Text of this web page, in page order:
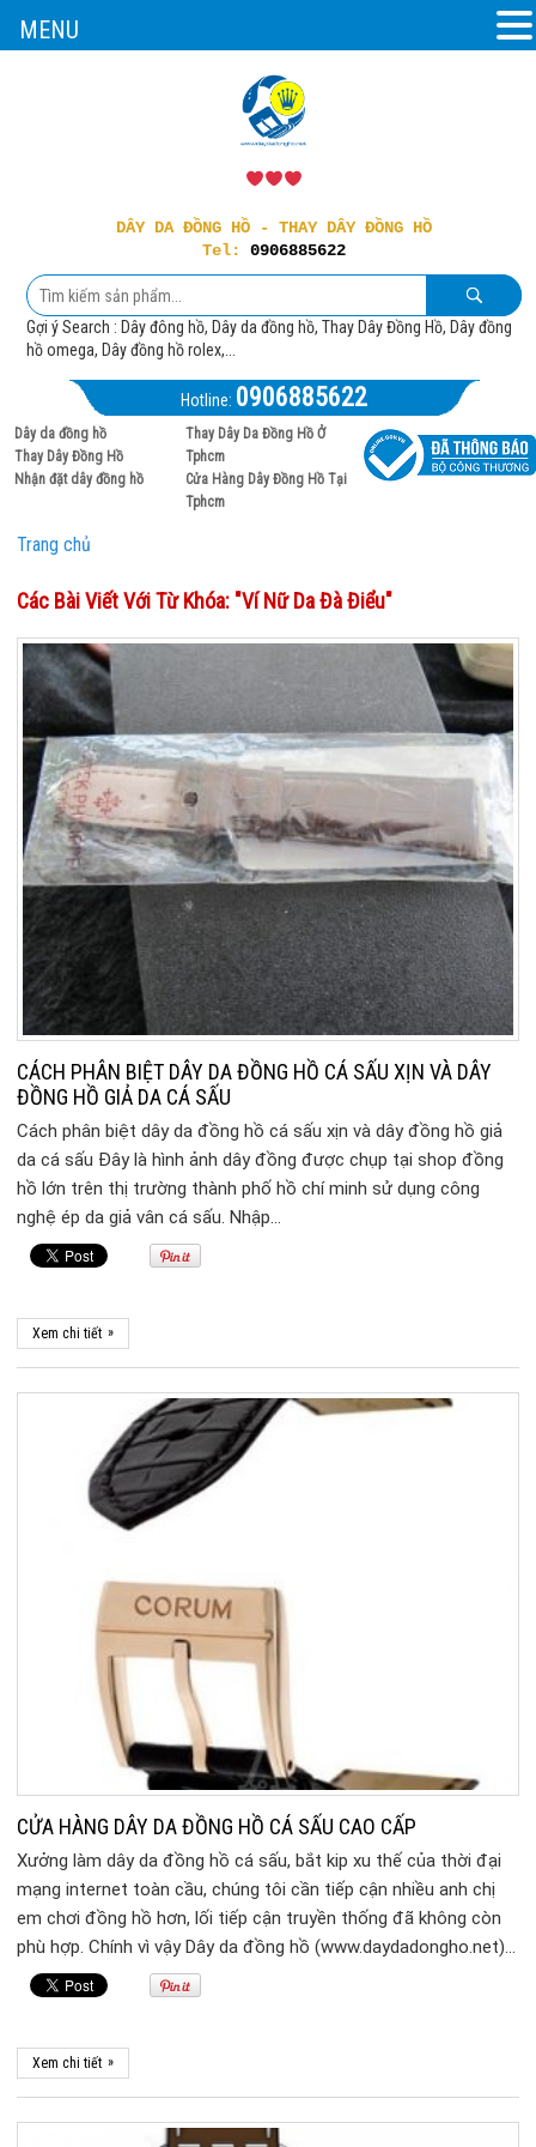
DÂY DA ĐỒNG HỒ - THAY DÂY ĐỒNG HỒ
Tel: 0906885622
Gợi ý Search : Dây đông hồ, Dây da đồng hồ, Thay Dây Đồng Hồ, Dây đồng
hồ omega, Dây đồng hồ rolex,...
Hotline: 0906885622
Dây da đồng hồ
Thay Dây Đồng Hồ
Nhận đặt dây đồng hồ
Thay Dây Da Đồng Hồ Ở
Tphcm
Cửa Hàng Dây Đồng Hồ Tại
Tphcm
Trang chủ
Các Bài Viết Với Từ Khóa: "Ví Nữ Da Đà Điểu"
CÁCH PHÂN BIỆT DÂY DA ĐỒNG HỒ CÁ SẤU XỊN VÀ DÂY
ĐỒNG HỒ GIẢ DA CÁ SẤU
Cách phân biệt dây da đồng hồ cá sấu xịn và dây đồng hồ giả
da cá sấu Đây là hình ảnh dây đồng được chụp tại shop đồng
hồ lớn trên thị trường thành phố hồ chí minh sử dụng công
nghệ ép da giả vân cá sấu. Nhập…
Xem chi tiết »
CỬA HÀNG DÂY DA ĐỒNG HỒ CÁ SẤU CAO CẤP
Xưởng làm dây da đồng hồ cá sấu, bắt kip xu thế của thời đại
mạng internet toàn cầu, chúng tôi cần tiếp cận nhiều anh chị
em chơi đồng hồ hơn, lối tiếp cận truyền thống đã không còn
phù hợp. Chính vì vậy Dây da đồng hồ (www.daydadongho.net)…
Xem chi tiết »
MENU